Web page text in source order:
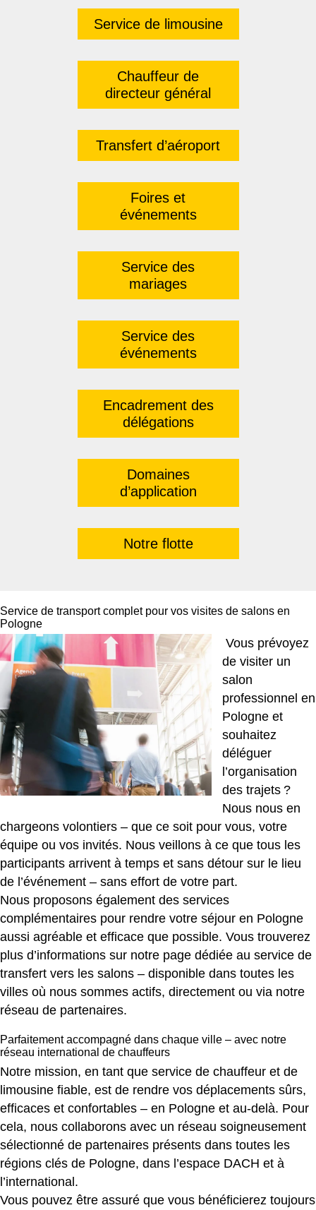
Service de limousine
Chauffeur de
directeur général
Transfert d’aéroport
Foires et
événements
Service des
mariages
Service des
événements
Encadrement des
délégations
Domaines
d’application
Notre flotte
Service de transport complet pour vos visites de salons en
Pologne
Vous prévoyez
de visiter un
salon
professionnel en
Pologne et
souhaitez
déléguer
l’organisation
des trajets ?
Nous nous en
chargeons volontiers – que ce soit pour vous, votre
équipe ou vos invités. Nous veillons à ce que tous les
participants arrivent à temps et sans détour sur le lieu
de l’événement – sans effort de votre part.
Nous proposons également des services
complémentaires pour rendre votre séjour en Pologne
aussi agréable et efficace que possible. Vous trouverez
plus d’informations sur notre page dédiée au service de
transfert vers les salons – disponible dans toutes les
villes où nous sommes actifs, directement ou via notre
réseau de partenaires.
Parfaitement accompagné dans chaque ville – avec notre
réseau international de chauffeurs
Notre mission, en tant que service de chauffeur et de
limousine fiable, est de rendre vos déplacements sûrs,
efficaces et confortables – en Pologne et au-delà. Pour
cela, nous collaborons avec un réseau soigneusement
sélectionné de partenaires présents dans toutes les
régions clés de Pologne, dans l’espace DACH et à
l’international.
Vous pouvez être assuré que vous bénéficierez toujours